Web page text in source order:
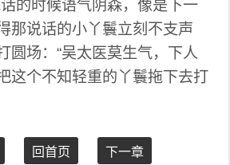
的时候语气阴森，像是下一
那说话的小丫鬟立刻不支声
圆场：“吴太医莫生气，下人
这个不知轻重的丫鬟拖下去打
回首页 下一章